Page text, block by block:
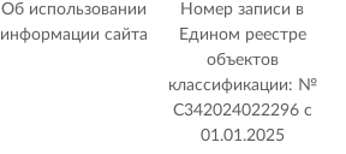
Об использовании
информации сайта
Номер записи в
Едином реестре
объектов
классификации: №
С342024022296 c
01.01.2025